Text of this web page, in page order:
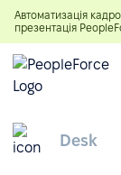
Автоматизація
презентація
Desk